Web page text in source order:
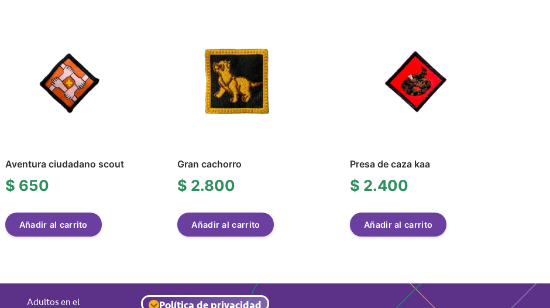
Aventura ciudadano scout
$ 650
Añadir al carrito
Gran cachorro
$ 2.800
Añadir al carrito
Presa de caza kaa
$ 2.400
Añadir al carrito
Adultos en el
Política de privacidad